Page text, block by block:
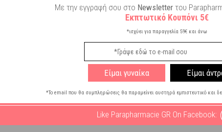
2 Σε 1 ΑφροντούςΜε την εγγραφή σου στο Newsletter του
Εκπτωτικό Κουπόνι 5€
*ισχύει για παραγγελία 59€ και άνω
Είμαι γυναίκα Είμαι
*Το email που θα συμπληρώσεις θα παραμείνει αυστηρά εμπιστευτικό και
Like Parapharmacie GR On Facebook: